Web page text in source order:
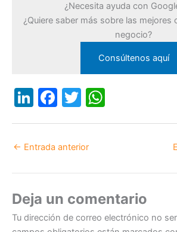
¿Necesita ayuda con
¿Quiere saber más sobre las mejores
negocio?
Consúltenos aquí
Li
e
dI
n
F
e
b
o
o
T
er
A
p
p
← Entrada anterior
Deja un comentario
Tu dirección de correo electrónico no